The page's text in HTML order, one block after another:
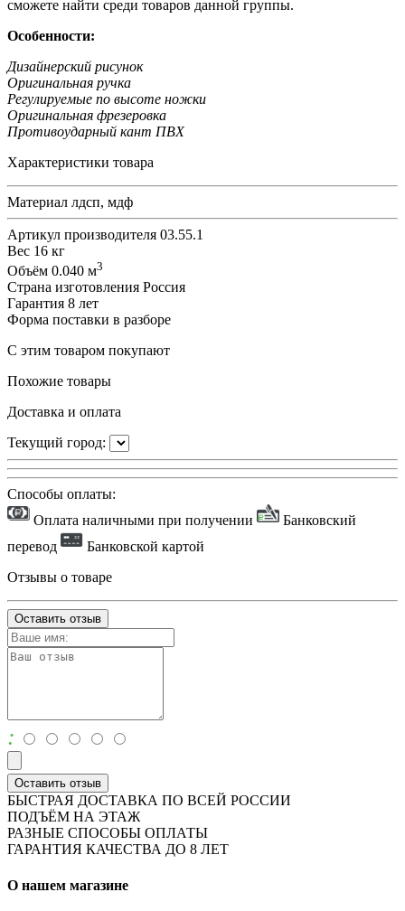
сможете найти среди товаров данной группы.
Особенности:
Дизайнерский рисунок
Оригинальная ручка
Регулируемые по высоте ножки
Оригинальная фрезеровка
Противоударный кант ПВХ
Характеристики товара
Материал лдсп, мдф
Артикул производителя 03.55.1
Вес 16 кг
Объём 0.040 м3
Страна изготовления Россия
Гарантия 8 лет
Форма поставки в разборе
С этим товаром покупают
Похожие товары
Доставка и оплата
Текущий город:
Способы оплаты:
Оплата наличными при получении
Банковский
перевод
Банковской картой
Отзывы о товаре
Оставить отзыв
:
Оставить отзыв
БЫСТРАЯ ДОСТАВКА ПО ВСЕЙ РОССИИ
ПОДЪЁМ НА ЭТАЖ
РАЗНЫЕ СПОСОБЫ ОПЛАТЫ
ГАРАНТИЯ КАЧЕСТВА ДО 8 ЛЕТ
О нашем магазине